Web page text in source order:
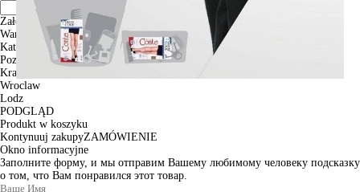
Założenia
Warszawa
Katowice
Poznan
Krakow
Wroclaw
Lodz
PODGLĄD
Produkt w koszyku
Kontynuuj zakupyZAMÓWIENIE
Okno informacyjne
Заполните форму, и мы отправим Вашему любимому человеку подсказку
о том, что Вам понравился этот товар.